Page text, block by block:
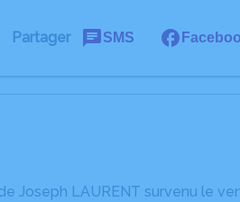
Partager SMS
Joseph LAURENT survenu le